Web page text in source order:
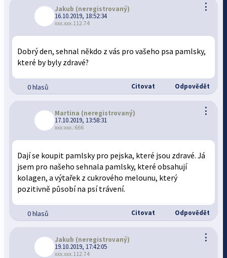
⋮
Jakub (neregistrovaný)
16.10.2019, 18:52:34
xxx.xxx.112.74
Dobrý den, sehnal někdo z vás pro vašeho psa pamlsky,
které by byly zdravé?
0 hlasů Citovat Odpovědět
⋮
Martina (neregistrovaný)
17.10.2019, 13:58:31
xxx:xxx.:666
Dají se koupit pamlsky pro pejska, které jsou zdravé. Já
jsem pro našeho sehnala pamlsky, které obsahují
kolagen, a výtařek z cukrového melounu, který
pozitivně působí na psí trávení.
0 hlasů Citovat Odpovědět
⋮
Jakub (neregistrovaný)
19.10.2019, 17:42:05
xxx.xxx.112.74